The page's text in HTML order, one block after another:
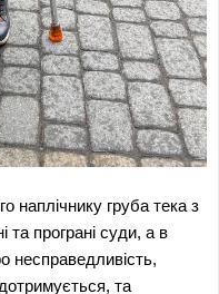
наплічнику груба тека з
програні суди, а в
несправедливість,
та